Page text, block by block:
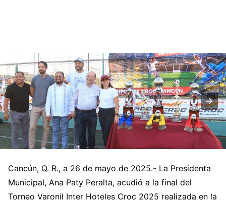
Cancún, Q. R., a 26 de mayo de 2025.- La Presidenta
Municipal, Ana Paty Peralta, acudió a la final del
Torneo Varonil Inter Hoteles Croc 2025 realizada en la